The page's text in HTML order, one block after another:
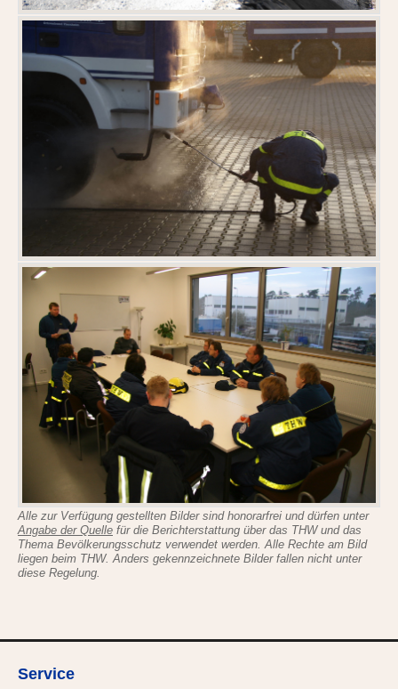
Alle zur Verfügung gestellten Bilder sind honorarfrei und dürfen unter
Angabe der Quelle für die Berichterstattung über das THW und das
Thema Bevölkerungsschutz verwendet werden. Alle Rechte am Bild
liegen beim THW. Anders gekennzeichnete Bilder fallen nicht unter
diese Regelung.
Service